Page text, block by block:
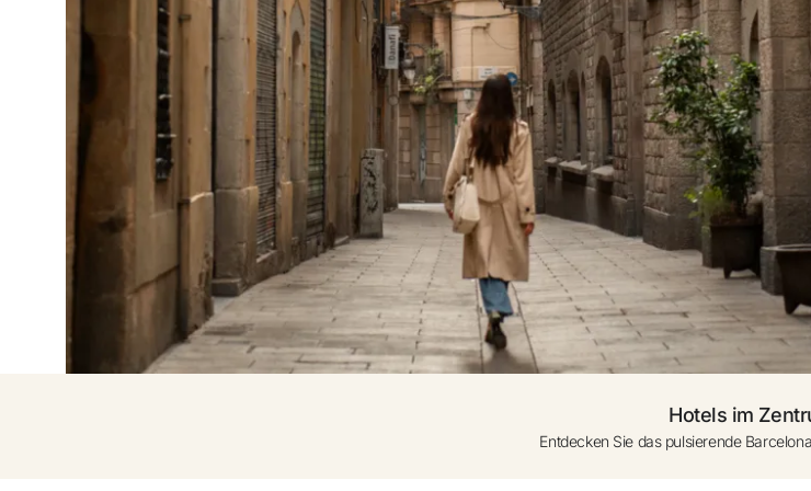
Mit Google anmelden
Sitzung nur mit E-Mail-Adresse starten
Hotels im
Entdecken Sie das pulsierende